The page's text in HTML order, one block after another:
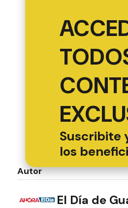
Suscribite
los
Autor
El Día de